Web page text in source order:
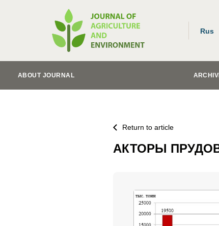
Rus
ABOUT JOURNAL
Return to article
АКТОРЫ